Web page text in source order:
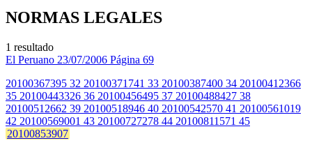
NORMAS LEGALES
1 resultado
El Peruano 23/07/2006 Página 69
20100367395 32 20100371741 33 20100387400 34 20100412366
35 20100443326 36 20100456495 37 20100488427 38
20100512662 39 20100518946 40 20100542570 41 20100561019
42 20100569001 43 20100727278 44 20100811571 45
20100853907